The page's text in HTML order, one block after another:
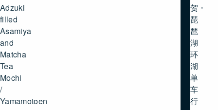
Adzuki
filled
Asamiya
and
Matcha
Tea
Mochi
/
Yamamotoen
贺・
琵
琶
湖
环
湖
单
车
行